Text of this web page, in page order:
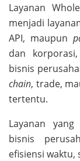
Layanan
menjadi
API, maupun
dan
bisnis
chain, trade,
tertentu.
Layanan
bisnis
efisiensi waktu,